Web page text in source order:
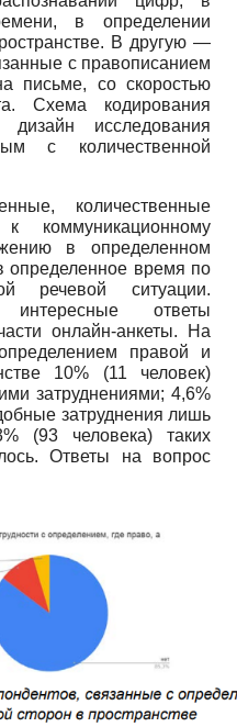
в определении
В другую —
с правописанием
письме, со скоростью
Схема кодирования
исследования
с количественной
количественные
коммуникационному
в определенном
определенное время по
речевой ситуации.
ответы
онлайн-анкеты. На
правой и
10% (11 человек)
затруднениями; 4,6%
затруднения лишь
(93 человека) таких
Ответы на вопрос